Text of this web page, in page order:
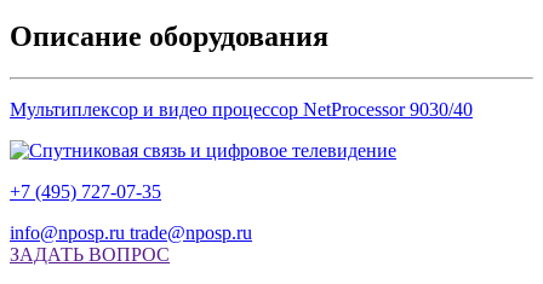
Описание оборудования
Мультиплексор и видео процессор NetProcessor 9030/40
+7 (495) 727-07-35
info@nposp.ru trade@nposp.ru
ЗАДАТЬ ВОПРОС